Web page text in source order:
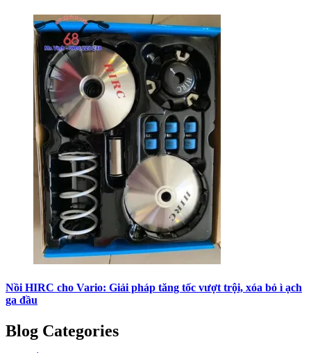
Nồi HIRC cho Vario: Giải pháp tăng tốc vượt trội, xóa bỏ ì ạch
ga đầu
Blog Categories